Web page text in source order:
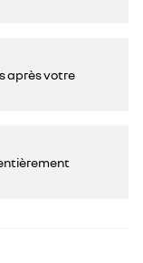
après votre